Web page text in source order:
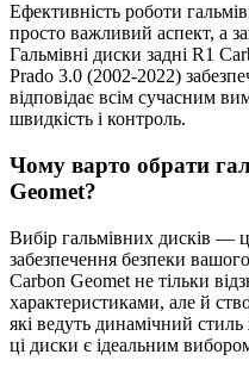
Ефективність роботи
просто важливий аспект, а
Гальмівні диски задні R1
Prado 3.0 (2002-2022)
відповідає всім сучасним
швидкість і контроль.
Чому варто обрати
Geomet?
Вибір гальмівних дисків —
забезпечення безпеки
Carbon Geomet не тільки
характеристиками, але й
які ведуть динамічний
ці диски є ідеальним